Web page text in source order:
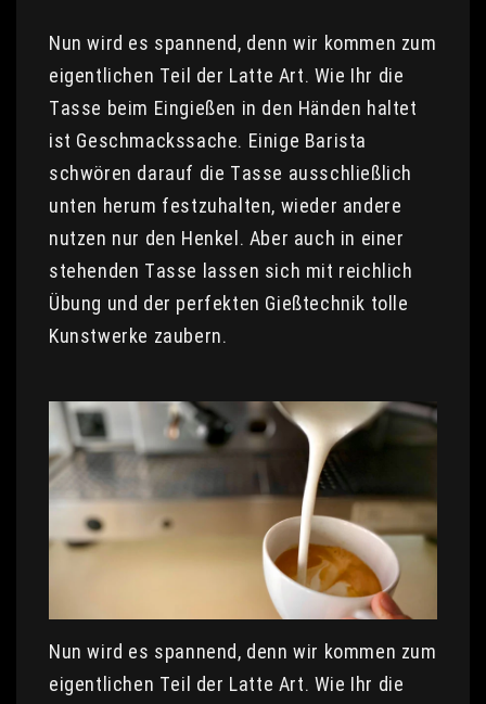
Nun wird es spannend, denn wir kommen zum
eigentlichen Teil der Latte Art. Wie Ihr die
Tasse beim Eingießen in den Händen haltet
ist Geschmackssache. Einige Barista
schwören darauf die Tasse ausschließlich
unten herum festzuhalten, wieder andere
nutzen nur den Henkel. Aber auch in einer
stehenden Tasse lassen sich mit reichlich
Übung und der perfekten Gießtechnik tolle
Kunstwerke zaubern.
Nun wird es spannend, denn wir kommen zum
eigentlichen Teil der Latte Art. Wie Ihr die